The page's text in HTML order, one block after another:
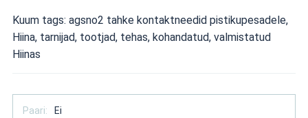
Kuum tags: agsno2 tahke kontaktneedid pistikupesadele,
Hiina, tarnijad, tootjad, tehas, kohandatud, valmistatud
Hiinas
Paari: Ei